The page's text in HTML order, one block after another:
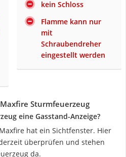
kein Schloss
Flamme kann nur
mit
Schraubendreher
eingestellt werden
Sturmfeuerzeug
eine Gasstand-Anzeige?
hat ein Sichtfenster. Hier
überprüfen und stehen
da.